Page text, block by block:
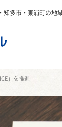
知多市・東浦町の地
」を推進